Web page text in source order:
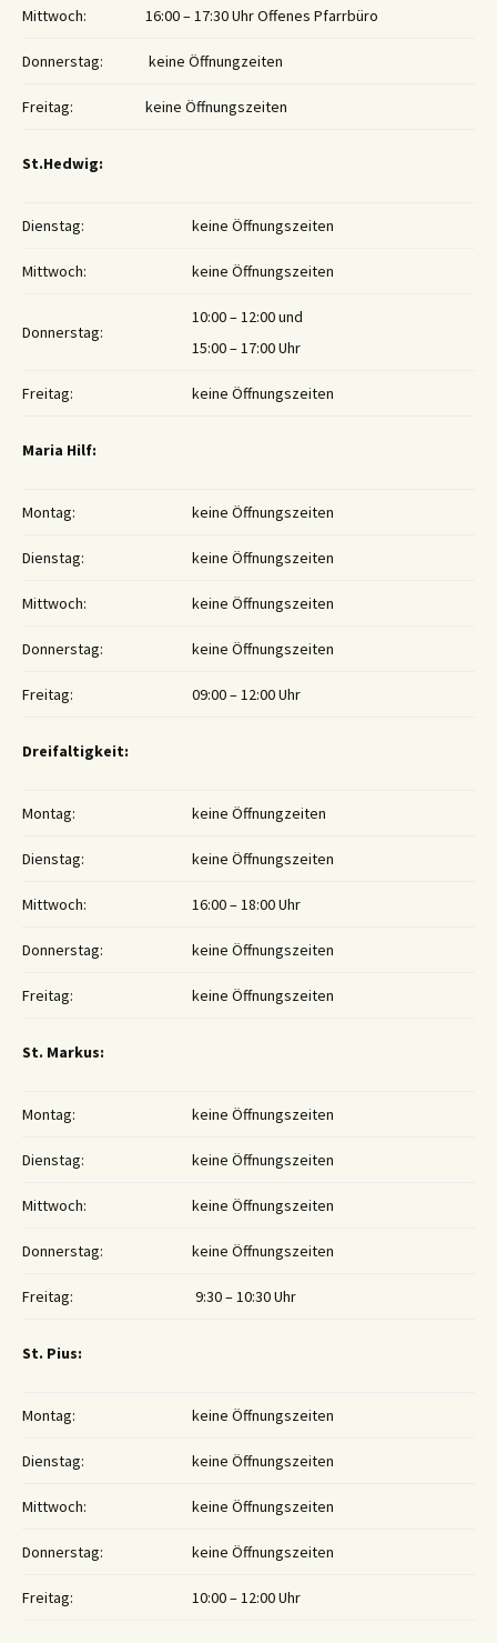
Mittwoch: 16:00 – 17:30 Uhr Offenes Pfarrbüro
Donnerstag: keine Öffnungzeiten
Freitag: keine Öffnungszeiten
St.Hedwig:
Dienstag: keine Öffnungszeiten
Mittwoch: keine Öffnungszeiten
Donnerstag:
10:00 – 12:00 und
15:00 – 17:00 Uhr
Freitag: keine Öffnungszeiten
Maria Hilf:
Montag: keine Öffnungszeiten
Dienstag: keine Öffnungszeiten
Mittwoch: keine Öffnungszeiten
Donnerstag: keine Öffnungszeiten
Freitag: 09:00 – 12:00 Uhr
Dreifaltigkeit:
Montag: keine Öffnungzeiten
Dienstag: keine Öffnungszeiten
Mittwoch: 16:00 – 18:00 Uhr
Donnerstag: keine Öffnungszeiten
Freitag: keine Öffnungszeiten
St. Markus:
Montag: keine Öffnungszeiten
Dienstag: keine Öffnungszeiten
Mittwoch: keine Öffnungszeiten
Donnerstag: keine Öffnungszeiten
Freitag: 9:30 – 10:30 Uhr
St. Pius:
Montag: keine Öffnungszeiten
Dienstag: keine Öffnungszeiten
Mittwoch: keine Öffnungszeiten
Donnerstag: keine Öffnungszeiten
Freitag: 10:00 – 12:00 Uhr